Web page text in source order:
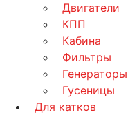
Двигатели
КПП
Кабина
Фильтры
Генераторы
Гусеницы
Для катков